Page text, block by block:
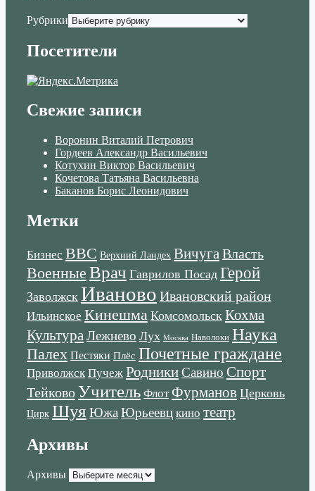
Рубрики
Посетители
Свежие записи
Воронин Виталий Петрович
Гордеев Александр Васильевич
Котухин Виктор Васильевич
Кочетова Татьяна Васильевна
Баканов Борис Леонидович
Метки
Бизнес ВВС Верхний Ландех ВичугаВласть
Военные Врач Гаврилов Посад Герой
Заволжск Иваново Ивановский район
Ильинское Кинешма Комсомольск Кохма
Культура Лежнево Лух Москва Наволоки Наука
Палех Пестяки Плёс Почетные граждане
Приволжск Пучеж РодникиСавино Спорт
ТейковоУчитель Флот Фурманов Церковь
Цирк Шуя Южа Юрьеевц кино театр
Архивы
Архивы